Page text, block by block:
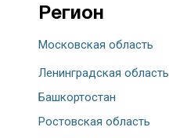
Регион
Московская область
Ленинградская область
Башкортостан
Ростовская область